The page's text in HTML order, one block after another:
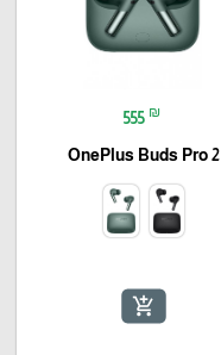
555 ₪
OnePlus Buds Pro 2
add_shopping_cart